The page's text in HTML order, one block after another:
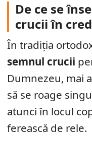
De ce se
crucii în
În tradiția
semnul crucii
Dumnezeu, mai
să se roage
atunci în locul
ferească de rele.